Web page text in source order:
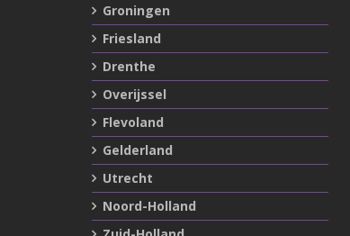
Groningen
Friesland
Drenthe
Overijssel
Flevoland
Gelderland
Utrecht
Noord-Holland